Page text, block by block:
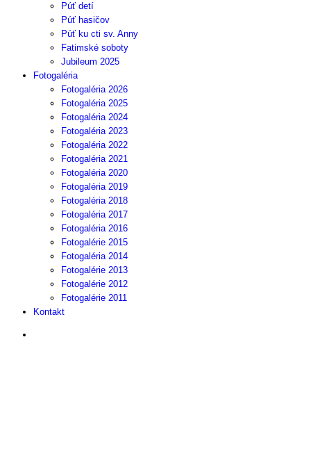
Púť detí
Púť hasičov
Púť ku cti sv. Anny
Fatimské soboty
Jubileum 2025
Fotogaléria
Fotogaléria 2026
Fotogaléria 2025
Fotogaléria 2024
Fotogaléria 2023
Fotogaléria 2022
Fotogaléria 2021
Fotogaléria 2020
Fotogaléria 2019
Fotogaléria 2018
Fotogaléria 2017
Fotogaléria 2016
Fotogalérie 2015
Fotogaléria 2014
Fotogalérie 2013
Fotogalérie 2012
Fotogalérie 2011
Kontakt